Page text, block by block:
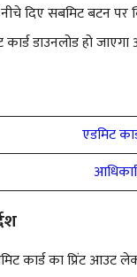
दिए सबमिट बटन पर
डाउनलोड हो
एडमिट
कार्ड का प्रिंट आउट